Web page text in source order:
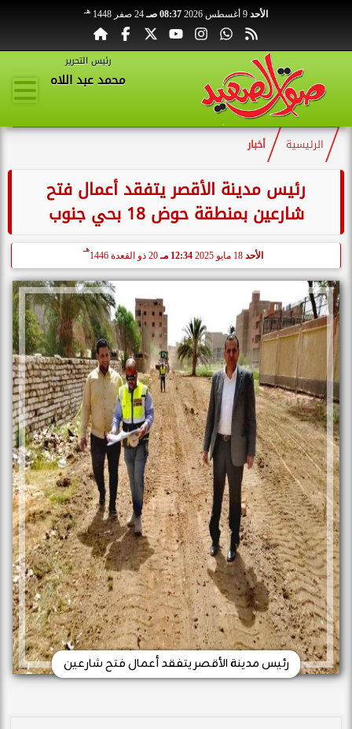
الأحد 08:37 صـ 24 صفر 1448 هـ
رئيس التحرير
محمد عبد اللاه
الرئيسية أخبار
رئيس مدينة الأقصر يتفقد أعمال فتح
شارعين بمنطقة حوض 18 بحي جنوب
الأحد 18 مايو 2025 12:34 مـ 20 ذو القعدة 1446
هـ
رئيس مدينة الأقصر يتفقد أعمال فتح شارعين